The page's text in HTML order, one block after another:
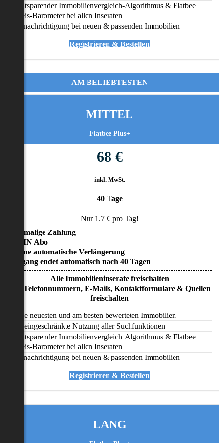
Zeitsparender Immobilienvergleich-Algorithmus & Flatbee
Preis-Barometer bei allen Inseraten
Benachrichtigung bei neuen & passenden Immobilien
Registrieren & Bestellen
AM BELIEBTESTEN
MITTEL
Flatbee Plus+
68 €
inkl. MwSt.
40 Tage
Nur 1.7€ pro Tag!
• Einmalige Zahlung
• KEIN Abo
• Keine automatische Verlängerung
• Zugang endet automatisch nach 40 Tagen
Alle Immobilieninserate freischalten
Alle Telefonnummern, E-Mails, Kontaktformulare & Quellen
freischalten
Alle neuesten und am besten bewerteten Immobilien
Uneingeschränkte Nutzung aller Suchfunktionen
Zeitsparender Immobilienvergleich-Algorithmus & Flatbee
Preis-Barometer bei allen Inseraten
Benachrichtigung bei neuen & passenden Immobilien
Registrieren & Bestellen
LANG